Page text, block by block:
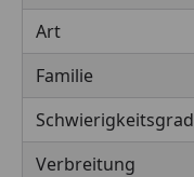
Art
Familie
Schwierigkeitsgrad
Verbreitung